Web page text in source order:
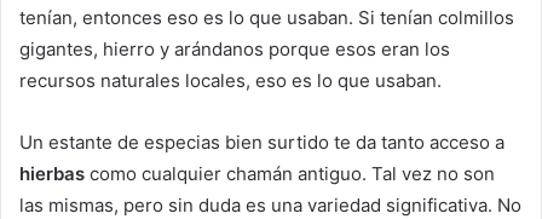
tenían, entonces eso es lo que usaban. Si tenían colmillos
gigantes, hierro y arándanos porque esos eran los
recursos naturales locales, eso es lo que usaban.
Un estante de especias bien surtido te da tanto acceso a
hierbas como cualquier chamán antiguo. Tal vez no son
las mismas, pero sin duda es una variedad significativa. No